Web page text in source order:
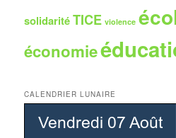
solidaritéTICE violence
économie
CALENDRIER LUNAIRE